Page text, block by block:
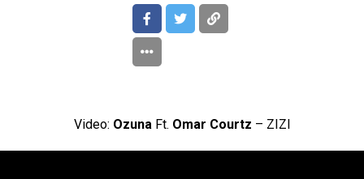
Video: Ozuna Ft. Omar Courtz – ZIZI